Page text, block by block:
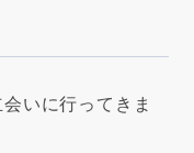
いに行ってきま